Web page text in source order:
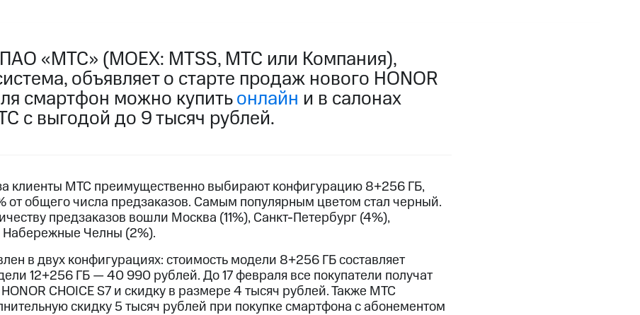
«МТС» (MOEX: MTSS, МТС или Компания),
объявляет о старте продаж нового HONOR
смартфон можно купитьонлайн и в салонах
с выгодой до 9 тысяч рублей.
клиенты МТС преимущественно выбирают конфигурацию 8+256 ГБ,
от общего числа предзаказов. Самым популярным цветом стал черный.
предзаказов вошли Москва (11%), Санкт-Петербург (4%),
Набережные Челны (2%).
в двух конфигурациях: стоимость модели 8+256 ГБ составляет
12+256 ГБ — 40 990 рублей. До 17 февраля все покупатели получат
CHOICE S7 и скидку в размере 4 тысяч рублей. Также МТС
скидку 5 тысяч рублей при покупке смартфона с абонементом